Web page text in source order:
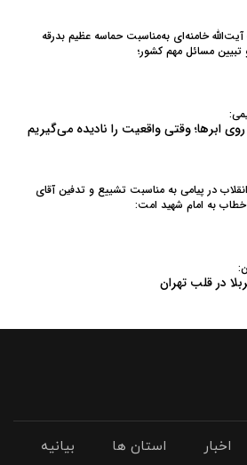
خامنه‌ای به‌مناسبت حماسه عظیم بدرقه
تبیین مسائل مهم کشور؛
ابرها؛ وقتی واقعیت را نادیده می‌گیریم
در پیامی به‌ مناسبت تشییع و تدفین آقای
خطاب به امام شهید امت:
در قلب تهران
اخبار استان ها بیانیه